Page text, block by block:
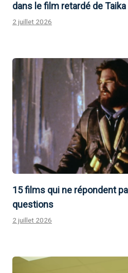
dans le film retardé de
2 juillet 2026
15 films qui ne répondent
questions
2 juillet 2026